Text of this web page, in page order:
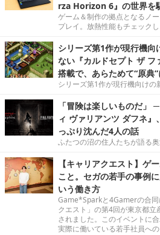
rza Horizon 6』の世界を
ゲーム＆制作の拠点となるノ
プレイ。放熱性能もチェックし
シリーズ第1作が現行機
ない『カルドセプト ザ フ
搭載で、あらためて“原典
シリーズ第1作が現行機向けの
「冒険は楽しいものだ」
ィ ヴァリアンツ ダフネ
っぷり沈んだ4人の話
ふたつの沼の住人たちが語る奥
【キャリアクエスト】ゲ
こと。セガの若手の事例
いう働き方
Game*Sparkと4Gamerの合
クエスト」の第4回が東京都
されました。このイベントに
実際に働いている若手社員へ